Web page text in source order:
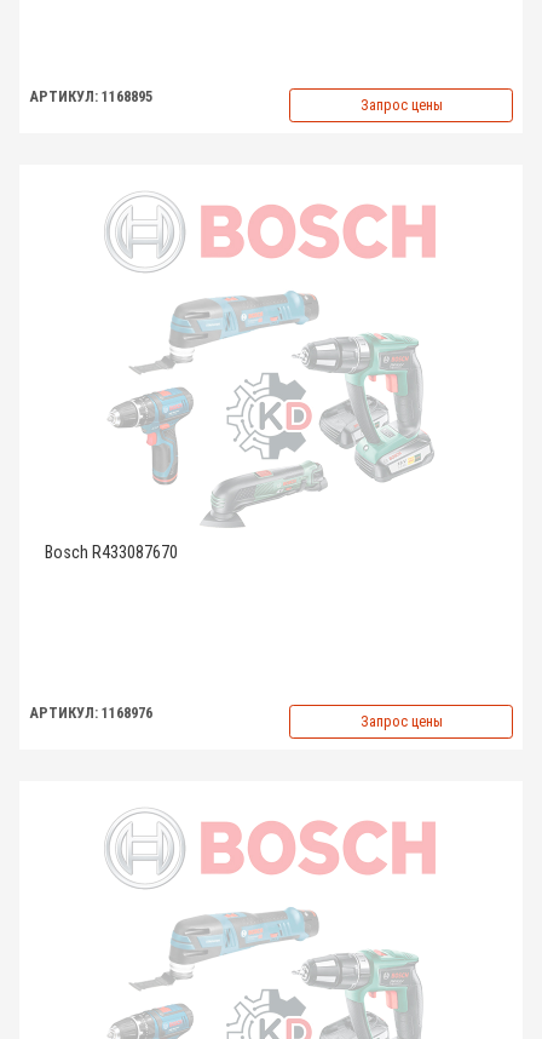
АРТИКУЛ: 1168895 Запрос цены
Bosch R433087670
АРТИКУЛ: 1168976 Запрос цены